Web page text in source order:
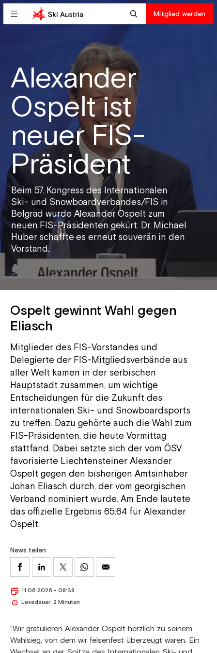
Mitglied werden
Alexander
Ospelt ist
neuer FIS-
Präsident
Beim 57. Kongress des Internationalen
Ski- und Snowboardverbandes/FIS in
Belgrad wurde Alexander Ospelt zum
neuen FIS-Präsidenten gekürt. Dr. Michael
Huber schaffte es erneut souverän in den
Vorstand.
Ospelt gewinnt Wahl gegen
Eliasch
Mitglieder des FIS-Vorstandes und
Delegierte der FIS-Mitgliedsverbände aus
aller Welt kamen in der serbischen
Hauptstadt zusammen, um wichtige
Entscheidungen für die Zukunft des
internationalen Ski- und Snowboardsports
zu treffen. Dazu gehörte auch die Wahl zum
FIS-Präsidenten, die heute Vormittag
stattfand. Dabei setzte sich der vom ÖSV
favorisierte Liechtensteiner Alexander
Ospelt gegen den bisherigen Amtsinhaber
Johan Eliasch durch, der vom georgischen
Verband nominiert wurde. Am Ende lautete
das offizielle Ergebnis 65:64 für Alexander
Ospelt.
News teilen
11.06.2026 - 08:38
Lesedauer: 2 Minuten
"Wir gratulieren Alexander Ospelt herzlich zu seinem
Wahlsieg, von dem wir felsenfest überzeugt waren. Ein